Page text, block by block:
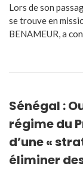
Lors de son
se trouve en
BENAMEUR, a
Sénégal :
régime du
d’une «
éliminer